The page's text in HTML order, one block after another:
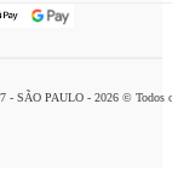
- SÃO PAULO - 2026 © Todos